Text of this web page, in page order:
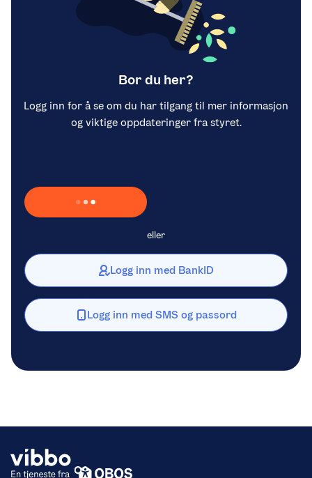
Bor du her?
Logg inn for å se om du har tilgang til mer informasjon
og viktige oppdateringer fra styret.
Laster inn Vipps …
eller
Logg inn med BankID
Logg inn med SMS og passord